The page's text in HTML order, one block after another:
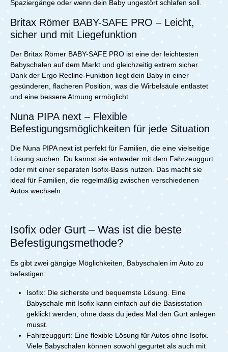
Spaziergänge oder wenn dein Baby ungestört schlafen soll.
Britax Römer BABY-SAFE PRO – Leicht,
sicher und mit Liegefunktion
Der Britax Römer BABY-SAFE PRO ist eine der leichtesten
Babyschalen auf dem Markt und gleichzeitig extrem sicher.
Dank der Ergo Recline-Funktion liegt dein Baby in einer
gesünderen, flacheren Position, was die Wirbelsäule entlastet
und eine bessere Atmung ermöglicht.
Nuna PIPA next – Flexible
Befestigungsmöglichkeiten für jede Situation
Die Nuna PIPA next ist perfekt für Familien, die eine vielseitige
Lösung suchen. Du kannst sie entweder mit dem Fahrzeuggurt
oder mit einer separaten Isofix-Basis nutzen. Das macht sie
ideal für Familien, die regelmäßig zwischen verschiedenen
Autos wechseln.
Isofix oder Gurt – Was ist die beste
Befestigungsmethode?
Es gibt zwei gängige Möglichkeiten, Babyschalen im Auto zu
befestigen:
Isofix: Die sicherste und bequemste Lösung. Eine
Babyschale mit Isofix kann einfach auf die Basisstation
geklickt werden, ohne dass du jedes Mal den Gurt anlegen
musst.
Fahrzeuggurt: Eine flexible Lösung für Autos ohne Isofix.
Viele Babyschalen können sowohl gegurtet als auch mit